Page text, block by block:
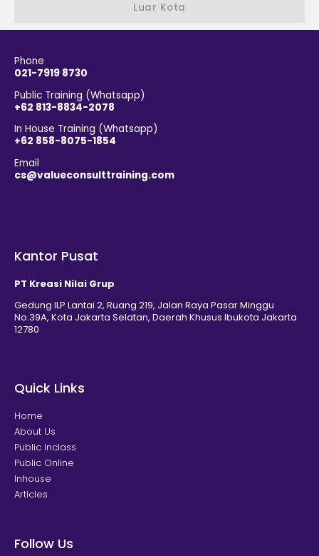
Luar Kota
Phone
021-7919 8730
Public Training (Whatsapp)
+62 813-8834-2078
In House Training (Whatsapp)
+62 858-8075-1854
Email
cs@valueconsulttraining.com
Kantor Pusat
PT Kreasi Nilai Grup
Gedung ILP Lantai 2, Ruang 219, Jalan Raya Pasar Minggu
No.39A, Kota Jakarta Selatan, Daerah Khusus Ibukota Jakarta
12780
Quick Links
Home
About Us
Public Inclass
Public Online
Inhouse
Articles
Follow Us